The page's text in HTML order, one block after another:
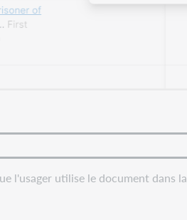
l'usager utilise le document dans la